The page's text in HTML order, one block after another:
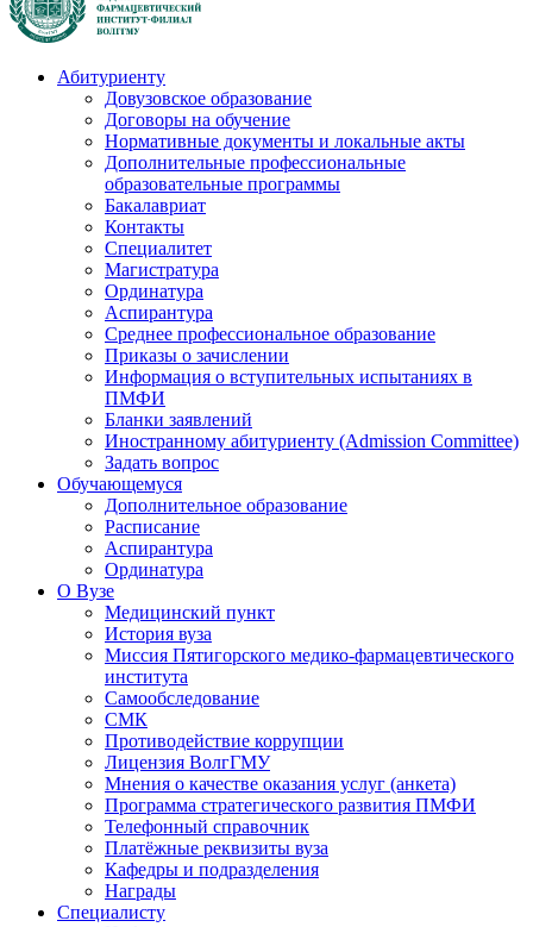
Абитуриенту
Довузовское образование
Договоры на обучение
Нормативные документы и локальные акты
Дополнительные профессиональные
образовательные программы
Бакалавриат
Контакты
Специалитет
Магистратура
Ординатура
Аспирантура
Среднее профессиональное образование
Приказы о зачислении
Информация о вступительных испытаниях в
ПМФИ
Бланки заявлений
Иностранному абитуриенту (Admission Committee)
Задать вопрос
Обучающемуся
Дополнительное образование
Расписание
Аспирантура
Ординатура
О Вузе
Медицинский пункт
История вуза
Миссия Пятигорского медико-фармацевтического
института
Самообследование
СМК
Противодействие коррупции
Лицензия ВолгГМУ
Мнения о качестве оказания услуг (анкета)
Программа стратегического развития ПМФИ
Телефонный справочник
Платёжные реквизиты вуза
Кафедры и подразделения
Награды
Специалисту